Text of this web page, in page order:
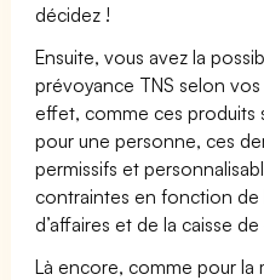
décidez !
Ensuite, vous avez la
prévoyance TNS selon
effet, comme ces produits
pour une personne, ces
permissifs et
contraintes en fonction de
d’affaires et de la caisse
Là encore, comme pour la